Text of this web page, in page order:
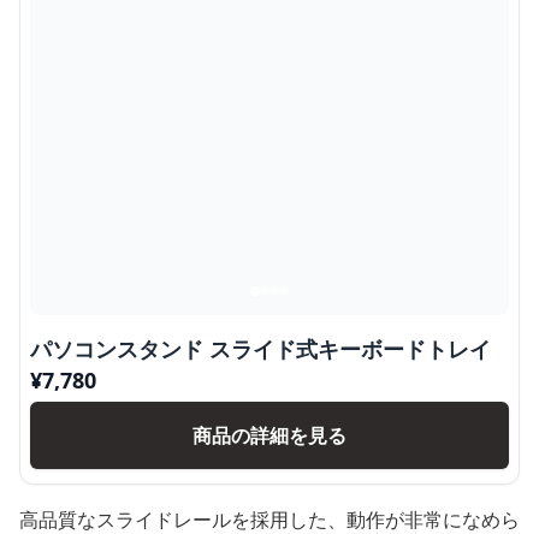
パソコンスタンド スライド式キーボードトレイ
¥7,780
商品の詳細を見る
高品質なスライドレールを採用した、動作が非常になめら